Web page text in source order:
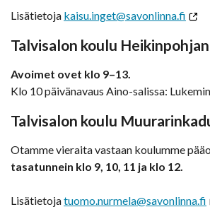
Lisätietoja kaisu.inget@savonlinna.fi
Talvisalon koulu
Avoimet ovet klo 9–13.
Klo 10 päivänavaus Aino-salissa:
Talvisalon koulu
Otamme vieraita vastaan koulumme
tasatunnein klo 9, 10, 11 ja klo 12.
Lisätietojatuomo.nurmela@savonlinna.fi